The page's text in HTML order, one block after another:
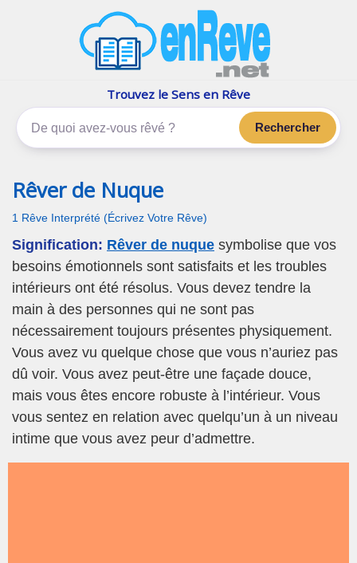
Les rêves, c'est plus que çaTrouvez le Sens en Rêve
Rechercher
Rêver de Nuque
1 Rêve Interprété (Écrivez Votre Rêve)
Signification: Rêver de nuque symbolise que vos
besoins émotionnels sont satisfaits et les troubles
intérieurs ont été résolus. Vous devez tendre la
main à des personnes qui ne sont pas
nécessairement toujours présentes physiquement.
Vous avez vu quelque chose que vous n’auriez pas
dû voir. Vous avez peut-être une façade douce,
mais vous êtes encore robuste à l’intérieur. Vous
vous sentez en relation avec quelqu’un à un niveau
intime que vous avez peur d’admettre.